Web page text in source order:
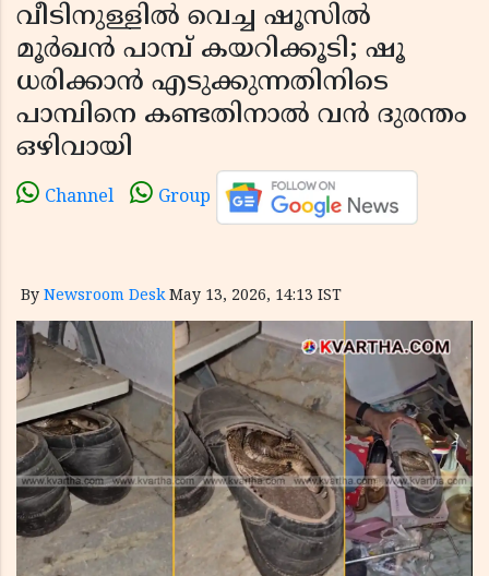
വീടിനുള്ളിൽ വെച്ച ഷൂസിൽ
മൂർഖൻ പാമ്പ് കയറിക്കൂടി; ഷൂ
ധരിക്കാൻ എടുക്കുന്നതിനിടെ
പാമ്പിനെ കണ്ടതിനാൽ വൻ ദുരന്തം
ഒഴിവായി
Channel Group
By Newsroom Desk May 13, 2026, 14:13 IST